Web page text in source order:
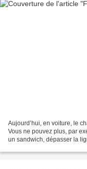
Aujourd’hui, en voiture, le
Vous ne pouvez plus, par
un sandwich, dépasser la